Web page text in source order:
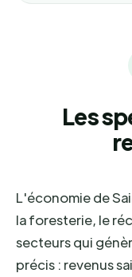
Les
L'économie de
la foresterie, le
secteurs qui
précis : revenus